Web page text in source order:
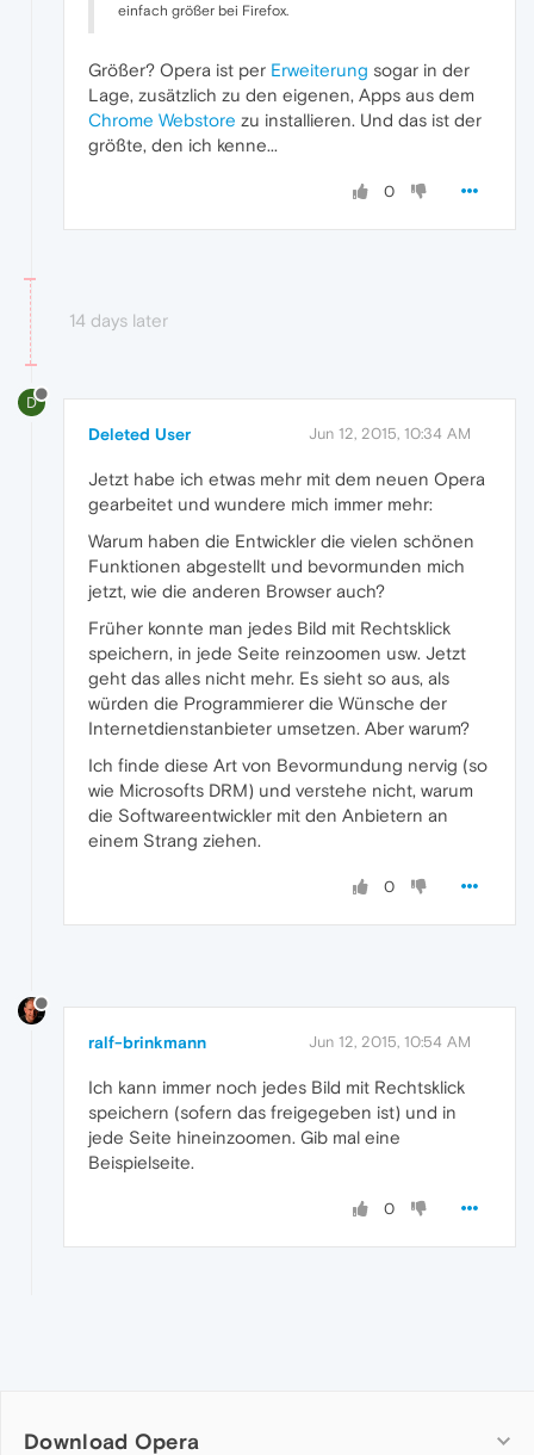
einfach größer bei Firefox.
Größer? Opera ist per Erweiterung sogar in der
Lage, zusätzlich zu den eigenen, Apps aus dem
Chrome Webstore zu installieren. Und das ist der
größte, den ich kenne...
0
14 days later
D
Deleted User Jun 12, 2015, 10:34 AM
Jetzt habe ich etwas mehr mit dem neuen Opera
gearbeitet und wundere mich immer mehr:
Warum haben die Entwickler die vielen schönen
Funktionen abgestellt und bevormunden mich
jetzt, wie die anderen Browser auch?
Früher konnte man jedes Bild mit Rechtsklick
speichern, in jede Seite reinzoomen usw. Jetzt
geht das alles nicht mehr. Es sieht so aus, als
würden die Programmierer die Wünsche der
Internetdienstanbieter umsetzen. Aber warum?
Ich finde diese Art von Bevormundung nervig (so
wie Microsofts DRM) und verstehe nicht, warum
die Softwareentwickler mit den Anbietern an
einem Strang ziehen.
0
ralf-brinkmann Jun 12, 2015, 10:54 AM
Ich kann immer noch jedes Bild mit Rechtsklick
speichern (sofern das freigegeben ist) und in
jede Seite hineinzoomen. Gib mal eine
Beispielseite.
0
Download Opera